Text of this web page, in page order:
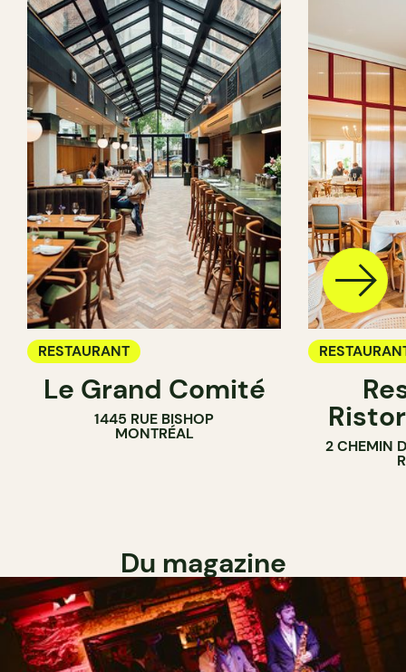
RESTAURANT
Le Grand Comité
1445 RUE BISHOP
MONTRÉAL
2 CHEMIN
Du magazine